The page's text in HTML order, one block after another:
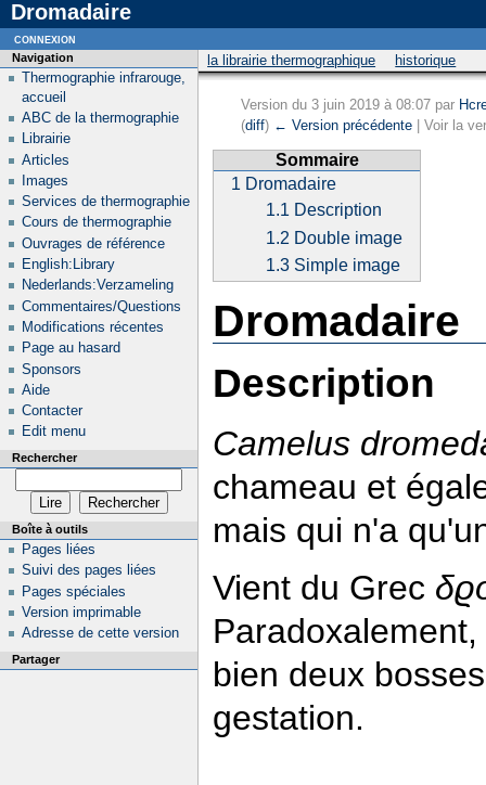
Dromadaire
la librairie thermographique historique
Version du 3 juin 2019 à 08:07 par
(diff) ← Version précédente | Voir la
Sommaire
1 Dromadaire
1.1 Description
1.2 Double image
1.3 Simple image
Dromadaire
Description
Camelus
chameau et
mais qui n'a
Vient du Grec
bien deux
gestation.
Navigation
Thermographie infrarouge,
accueil
ABC de la thermographie
Librairie
Articles
Images
Services de thermographie
Cours de thermographie
Ouvrages de référence
English:Library
Nederlands:Verzameling
Commentaires/Questions
Modifications récentes
Page au hasard
Sponsors
Aide
Contacter
Edit menu
Rechercher
Boîte à outils
Pages liées
Suivi des pages liées
Pages spéciales
Version imprimable
Adresse de cette version
Partager
connexion